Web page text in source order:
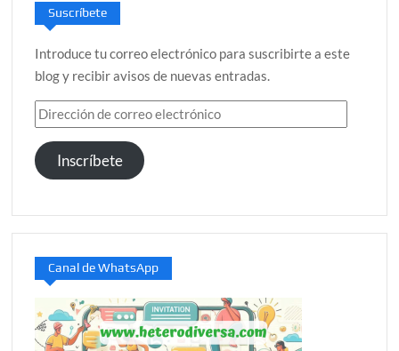
Suscríbete
Introduce tu correo electrónico para suscribirte a este
blog y recibir avisos de nuevas entradas.
Dirección
de
correo
electrónico
Inscríbete
Canal de WhatsApp